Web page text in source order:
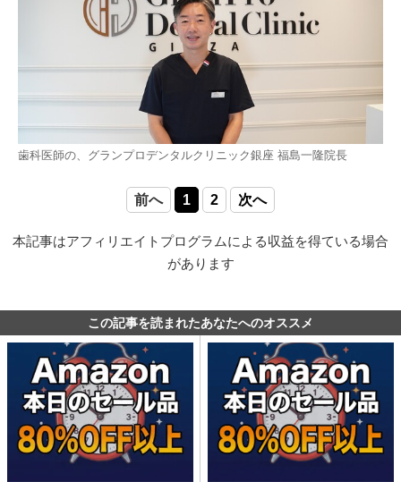
歯科医師の、グランプロデンタルクリニック銀座 福島一隆院長
前へ 1 2 次へ
本記事はアフィリエイトプログラムによる収益を得ている場合
があります
この記事を読まれたあなたへのオススメ